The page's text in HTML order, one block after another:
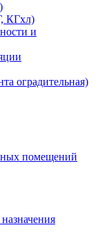
КГхл)
и
оградительная)
помещений